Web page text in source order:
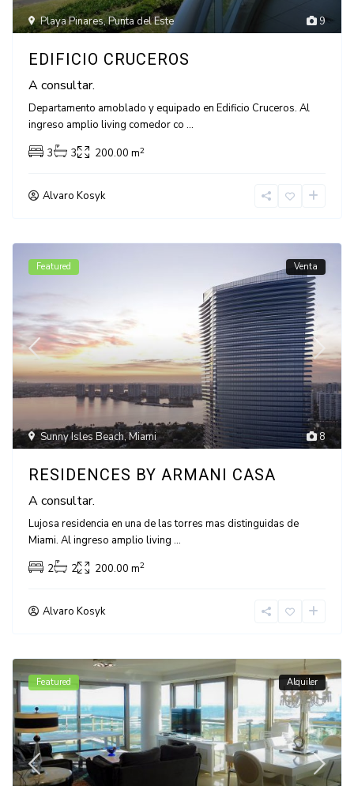
9
Playa Pinares,Punta del Este
EDIFICIO CRUCEROS
A consultar.
Departamento amoblado y equipado en Edificio Cruceros. Al
ingreso amplio living comedor co...
3
3 200.00 m2
Alvaro Kosyk
8
Sunny Isles Beach,Miami
Featured Venta
RESIDENCES BY ARMANI CASA
A consultar.
Lujosa residencia en una de las torres mas distinguidas de
Miami. Al ingreso amplio living...
2
2 200.00 m2
Alvaro Kosyk
Featured Alquiler